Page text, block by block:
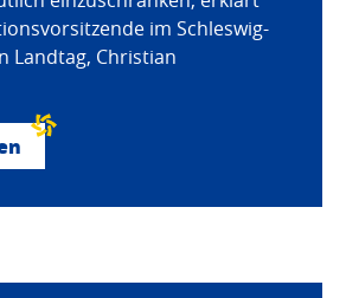
im Schleswig-
Landtag, Christian